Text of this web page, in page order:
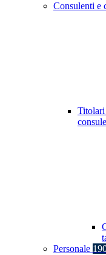
Consulenti e
Personale